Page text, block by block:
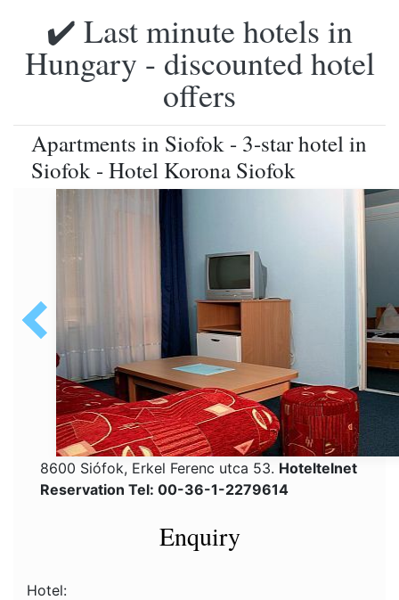
✔️ Last minute hotels in
Hungary - discounted hotel
offers
Apartments in Siofok - 3-star hotel in
Siofok - Hotel Korona Siofok
8600 Siófok, Erkel Ferenc utca 53. Hoteltelnet
Reservation Tel: 00-36-1-2279614
Enquiry
Hotel: